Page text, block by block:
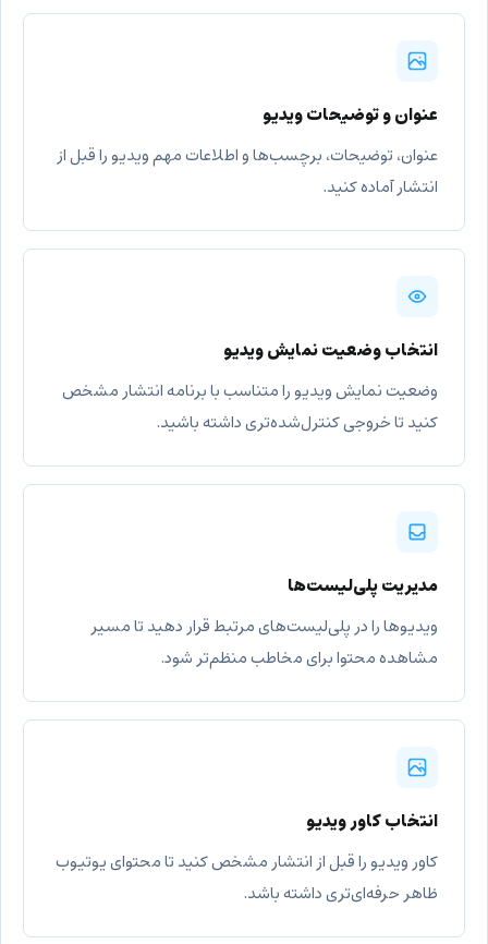
عنوان و توضیحات ویدیو
عنوان، توضیحات، برچسب‌ها و اطلاعات مهم ویدیو را قبل از
انتشار آماده کنید.
انتخاب وضعیت نمایش ویدیو
وضعیت نمایش ویدیو را متناسب با برنامه انتشار مشخص
کنید تا خروجی کنترل‌شده‌تری داشته باشید.
مدیریت پلی‌لیست‌ها
ویدیوها را در پلی‌لیست‌های مرتبط قرار دهید تا مسیر
مشاهده محتوا برای مخاطب منظم‌تر شود.
انتخاب کاور ویدیو
کاور ویدیو را قبل از انتشار مشخص کنید تا محتوای یوتیوب
ظاهر حرفه‌ای‌تری داشته باشد.